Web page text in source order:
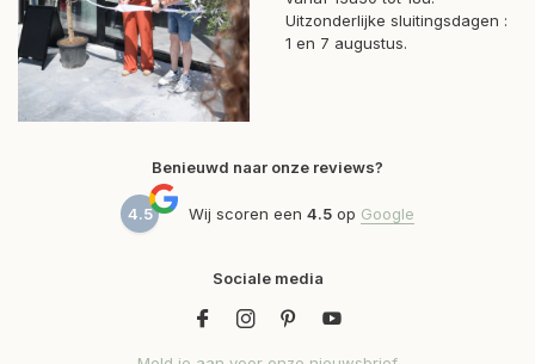
Uitzonderlijke sluitingsdagen :
1 en 7 augustus.
Benieuwd naar onze reviews?
4.5 Wij scoren een 4.5 op Google
Sociale media